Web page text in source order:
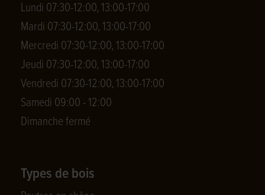
Lundi 07:30-12:00, 13:00-17:00
Mardi 07:30-12:00, 13:00-17:00
Mercredi 07:30-12:00, 13:00-17:00
Jeudi 07:30-12:00, 13:00-17:00
Vendredi 07:30-12:00, 13:00-17:00
Samedi 09:00 - 12:00
Dimanche fermé
Types de bois